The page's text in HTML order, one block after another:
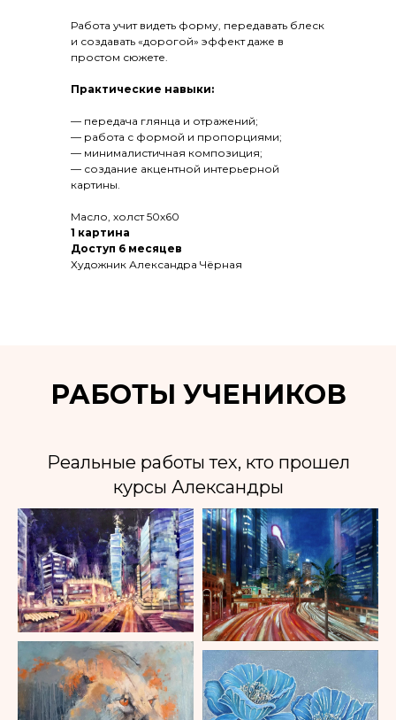
Работа учит видеть форму, передавать блеск
и создавать «дорогой» эффект даже в
простом сюжете.
Практические навыки:
— передача глянца и отражений;
— работа с формой и пропорциями;
— минималистичная композиция;
— создание акцентной интерьерной
картины.
Масло, холст 50х60
1 картина
Доступ 6 месяцев
Художник Александра Чёрная
РАБОТЫ УЧЕНИКОВ
Реальные работы тех, кто прошел
курсы Александры